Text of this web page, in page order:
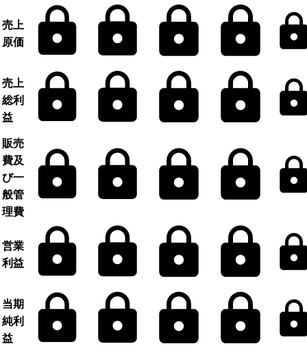
売上
原価
売上
総利
益
販売
費及
び一
般管
理費
営業
利益
当期
純利
益